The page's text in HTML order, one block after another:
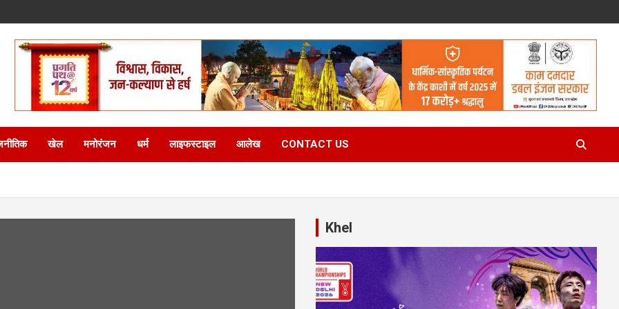
खेल मनोरंजन धर्म लाइफस्टाइल आलेख CONTACT US
Khel